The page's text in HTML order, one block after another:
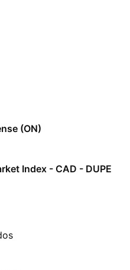
(ON)
Index - CAD - DUPE